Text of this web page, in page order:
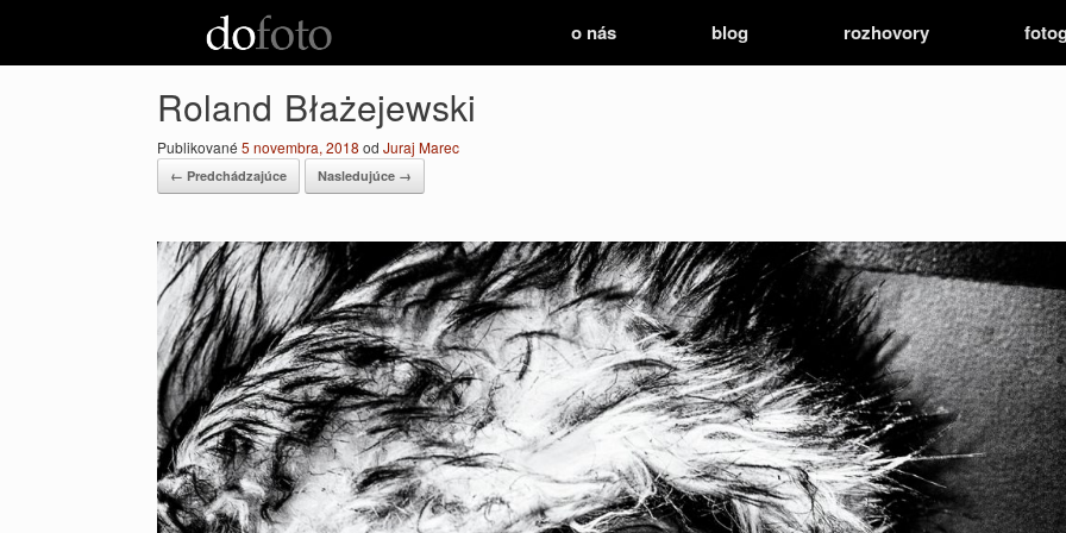
o nás blog rozhovory
Roland Błażejewski
Publikované 5 novembra, 2018 od Juraj Marec
← Predchádzajúce Nasledujúce →